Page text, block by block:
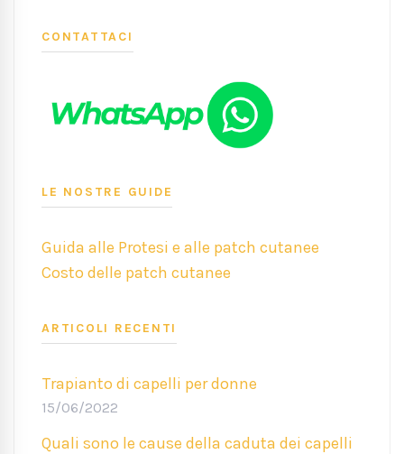
CONTATTACI
LE NOSTRE GUIDE
Guida alle Protesi e alle patch cutanee
Costo delle patch cutanee
ARTICOLI RECENTI
Trapianto di capelli per donne
15/06/2022
Quali sono le cause della caduta dei capelli